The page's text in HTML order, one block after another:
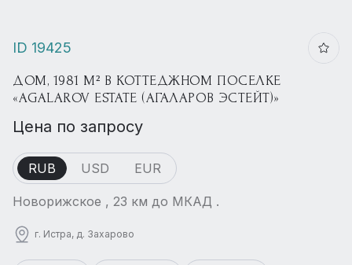
ID 19425
ДОМ, 1981 М² В КОТТЕДЖНОМ ПОСЕЛКЕ
«AGALAROV ESTATE (АГАЛАРОВ ЭСТЕЙТ)»
Цена по запросу
RUB USD EUR
Новорижское , 23 км до МКАД .
г. Истра, д. Захарово